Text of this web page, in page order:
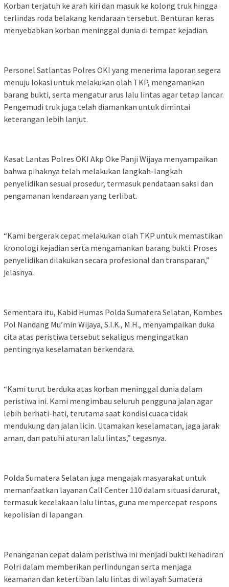
Korban terjatuh ke arah kiri dan masuk ke kolong truk hingga
terlindas roda belakang kendaraan tersebut. Benturan keras
menyebabkan korban meninggal dunia di tempat kejadian.
Personel Satlantas Polres OKI yang menerima laporan segera
menuju lokasi untuk melakukan olah TKP, mengamankan
barang bukti, serta mengatur arus lalu lintas agar tetap lancar.
Pengemudi truk juga telah diamankan untuk dimintai
keterangan lebih lanjut.
Kasat Lantas Polres OKI Akp Oke Panji Wijaya menyampaikan
bahwa pihaknya telah melakukan langkah-langkah
penyelidikan sesuai prosedur, termasuk pendataan saksi dan
pengamanan kendaraan yang terlibat.
“Kami bergerak cepat melakukan olah TKP untuk memastikan
kronologi kejadian serta mengamankan barang bukti. Proses
penyelidikan dilakukan secara profesional dan transparan,”
jelasnya.
Sementara itu, Kabid Humas Polda Sumatera Selatan, Kombes
Pol Nandang Mu’min Wijaya, S.I.K., M.H., menyampaikan duka
cita atas peristiwa tersebut sekaligus mengingatkan
pentingnya keselamatan berkendara.
“Kami turut berduka atas korban meninggal dunia dalam
peristiwa ini. Kami mengimbau seluruh pengguna jalan agar
lebih berhati-hati, terutama saat kondisi cuaca tidak
mendukung dan jalan licin. Utamakan keselamatan, jaga jarak
aman, dan patuhi aturan lalu lintas,” tegasnya.
Polda Sumatera Selatan juga mengajak masyarakat untuk
memanfaatkan layanan Call Center 110 dalam situasi darurat,
termasuk kecelakaan lalu lintas, guna mempercepat respons
kepolisian di lapangan.
Penanganan cepat dalam peristiwa ini menjadi bukti kehadiran
Polri dalam memberikan perlindungan serta menjaga
keamanan dan ketertiban lalu lintas di wilayah Sumatera